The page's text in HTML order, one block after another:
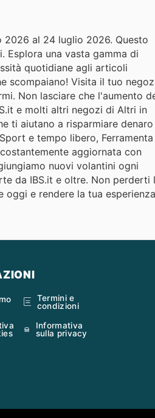
2026 al 24 luglio 2026. Questo
una vasta gamma di
quotidiane agli articoli
scompaiano! Visita il tuo
Non lasciare che l'aumento
e molti altri negozi di Altri in
ti aiutano a risparmiare denaro
e tempo libero,
aggiornata con
nuovi volantini ogni
da IBS.it e oltre. Non perderti
oggi e rendere la tua esperienza
Termini e
condizioni
Informativa
sulla privacy